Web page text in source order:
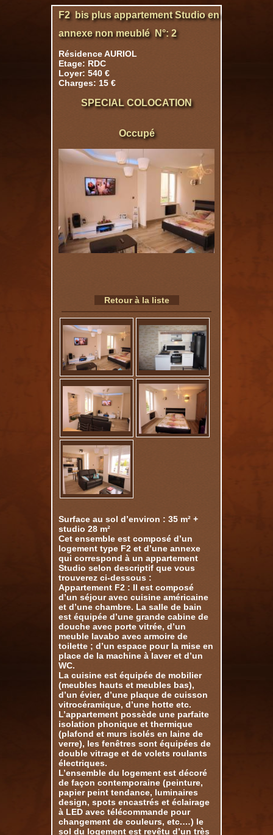
F2 bis plus appartement Studio en
annexe non meublé N°: 2
Résidence AURIOL
Etage: RDC
Loyer: 540 €
Charges: 15 €
SPECIAL COLOCATION
Occupé
Retour à la liste
Surface au sol d’environ : 35 m² +
studio 28 m²
Cet ensemble est composé d’un
logement type F2 et d’une annexe
qui correspond à un appartement
Studio selon descriptif que vous
trouverez ci-dessous :
Appartement F2 : Il est composé
d’un séjour avec cuisine américaine
et d’une chambre. La salle de bain
est équipée d’une grande cabine de
douche avec porte vitrée, d’un
meuble lavabo avec armoire de
toilette ; d’un espace pour la mise en
place de la machine à laver et d’un
WC.
La cuisine est équipée de mobilier
(meubles hauts et meubles bas),
d’un évier, d’une plaque de cuisson
vitrocéramique, d’une hotte etc.
L’appartement possède une parfaite
isolation phonique et thermique
(plafond et murs isolés en laine de
verre), les fenêtres sont équipées de
double vitrage et de volets roulants
électriques.
L’ensemble du logement est décoré
de façon contemporaine (peinture,
papier peint tendance, luminaires
design, spots encastrés et éclairage
à LED avec télécommande pour
changement de couleurs, etc.…) le
sol du logement est revêtu d’un très